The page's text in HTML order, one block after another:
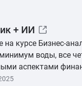
+ ИИ
на курсе Бизнес-
воды, все
аспектами